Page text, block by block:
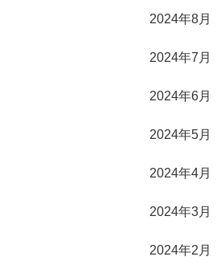
2024年8月
2024年7月
2024年6月
2024年5月
2024年4月
2024年3月
2024年2月